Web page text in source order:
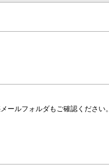
ールフォルダもご確認ください。